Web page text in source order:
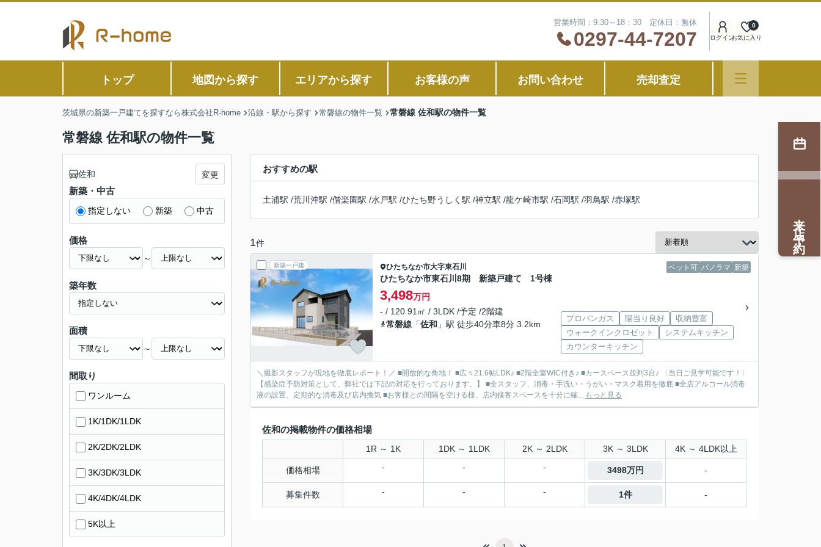
営業時間：9:30～18：30 定休日：無休
0297-44-7207 ログインお気に入り
0
トップ 地図から探す エリアから探す お客様の声 お問い合わせ 売却査定
茨城県の新築一戸建てを探すなら株式会社R-home 沿線・駅から探す 常磐線の物件一覧 常磐線 佐和駅の物件一覧
常磐線 佐和駅の物件一覧
おすすめの駅
土浦駅 /荒川沖駅 /偕楽園駅 /水戸駅 /ひたち野うしく駅 /神立駅 /龍ケ崎市駅 /石岡駅 /羽鳥駅 /赤塚駅
1件
新築一戸建 ペット可 パノラマ 新築
ひたちなか市大字東石川
ひたちなか市東石川8期 新築戸建て 1号棟
3,498万円
- / 120.91㎡ / 3LDK /予定 /2階建
常磐線 「佐和 」駅 徒歩40分車8分 3.2km
プロパンガス 陽当り良好
収納豊富
ウォークインクロゼット
システムキッチン
カウンターキッチン
＼撮影スタッフが現地を徹底レポート！／ ■開放的な角地！ ■広々21.6帖LDK♪ ■2階全室WIC付き♪ ■カースペース並列3台♪ 〈当日ご見学可能です！〉
【感染症予防対策として、弊社では下記の対応を行っております。】 ■全スタッフ、消毒・手洗い・うがい・マスク着用を徹底 ■全店アルコール消毒
液の設置、定期的な消毒及び店内換気 ■お客様との間隔を空ける様、店内接客スペースを十分に確... もっと見る
佐和の掲載物件の価格相場
1R ～ 1K 1DK ～ 1LDK 2K ～ 2LDK 3K ～ 3LDK 4K ～ 4LDK以上
価格相場 - - - 3498万円 -
募集件数 - - - 1件 -
佐和 変更
新築・中古
指定しない 新築 中古
価格
～
築年数
面積
～
間取り
ワンルーム
1K/1DK/1LDK
2K/2DK/2LDK
3K/3DK/3LDK
4K/4DK/4LDK
5K以上
来店予約